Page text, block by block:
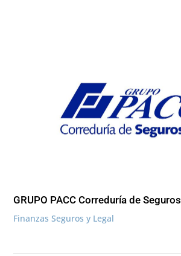
GRUPO PACC Correduría de Seguros
Finanzas Seguros y Legal